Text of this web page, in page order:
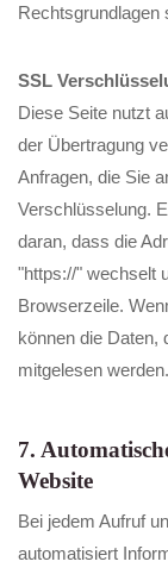
Rechtsgrundlagen
SSL
Diese Seite nutzt
der Übertragung
Anfragen, die Sie
Verschlüsselung.
daran, dass die
"https://" wechselt
Browserzeile.
können die Daten,
mitgelesen werden.
7.
Website
Bei jedem Aufruf
automatisiert